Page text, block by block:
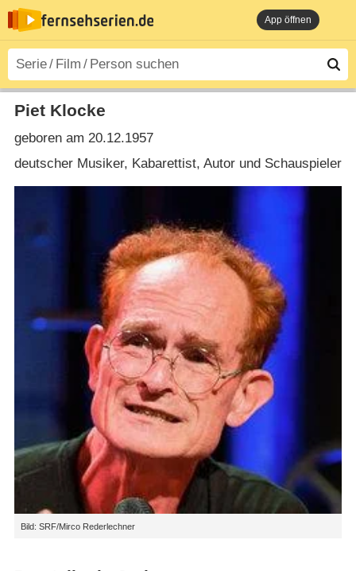
App öffnen
Bild: SRF/Mirco Rederlechner
Piet Klocke
geboren am 20.12.1957
deutscher Musiker, Kabarettist, Autor und Schauspieler